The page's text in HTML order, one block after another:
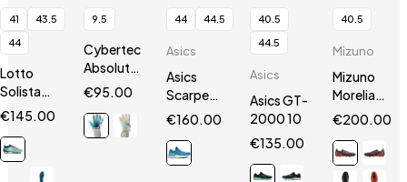
41
43.5
44
Lotto
Solista
200 VII
€145.00
9.5
Cybertec
AbsolutGrip
HN
€95.00
44 44.5
Asics
Asics
Scarpe
Gel
€160.00
40.5
44.5
Asics
Asics GT-
2000 10
€135.00
40.5
Mizuno
Mizuno
Morelia
Neo III Β
€200.00